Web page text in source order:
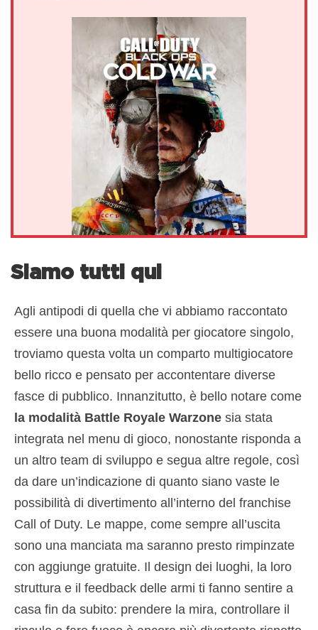
Siamo tutti qui
Agli antipodi di quella che vi abbiamo raccontato
essere una buona modalità per giocatore singolo,
troviamo questa volta un comparto multigiocatore
bello ricco e pensato per accontentare diverse
fasce di pubblico. Innanzitutto, è bello notare come
la modalità Battle Royale Warzone sia stata
integrata nel menu di gioco, nonostante risponda a
un altro team di sviluppo e segua altre regole, così
da dare un’indicazione di quanto siano vaste le
possibilità di divertimento all’interno del franchise
Call of Duty. Le mappe, come sempre all’uscita
sono una manciata ma saranno presto rimpinzate
con aggiunge gratuite. Il design dei luoghi, la loro
struttura e il feedback delle armi ti fanno sentire a
casa fin da subito: prendere la mira, controllare il